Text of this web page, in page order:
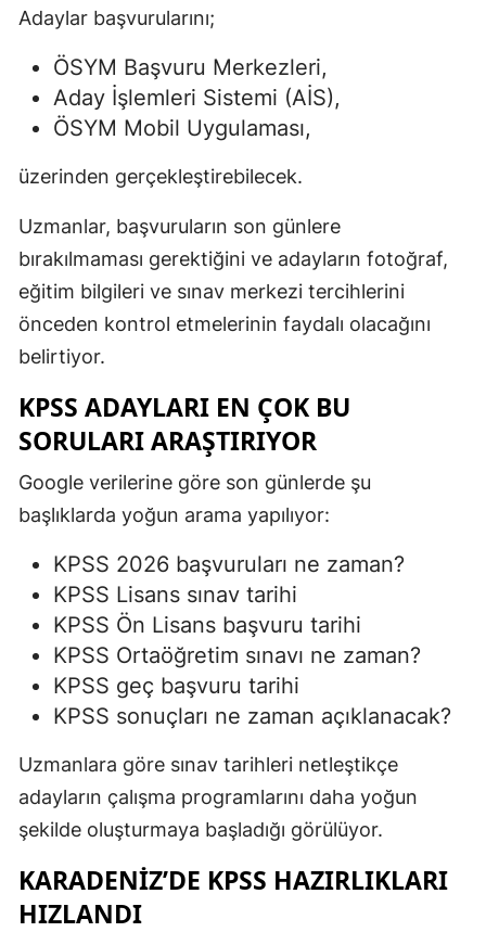
Adaylar başvurularını;
ÖSYM Başvuru Merkezleri,
Aday İşlemleri Sistemi (AİS),
ÖSYM Mobil Uygulaması,
üzerinden gerçekleştirebilecek.
Uzmanlar, başvuruların son günlere
bırakılmaması gerektiğini ve adayların fotoğraf,
eğitim bilgileri ve sınav merkezi tercihlerini
önceden kontrol etmelerinin faydalı olacağını
belirtiyor.
KPSS ADAYLARI EN ÇOK BU
SORULARI ARAŞTIRIYOR
Google verilerine göre son günlerde şu
başlıklarda yoğun arama yapılıyor:
KPSS 2026 başvuruları ne zaman?
KPSS Lisans sınav tarihi
KPSS Ön Lisans başvuru tarihi
KPSS Ortaöğretim sınavı ne zaman?
KPSS geç başvuru tarihi
KPSS sonuçları ne zaman açıklanacak?
Uzmanlara göre sınav tarihleri netleştikçe
adayların çalışma programlarını daha yoğun
şekilde oluşturmaya başladığı görülüyor.
KARADENIZ’DE KPSS HAZIRLIKLARI
HIZLANDI